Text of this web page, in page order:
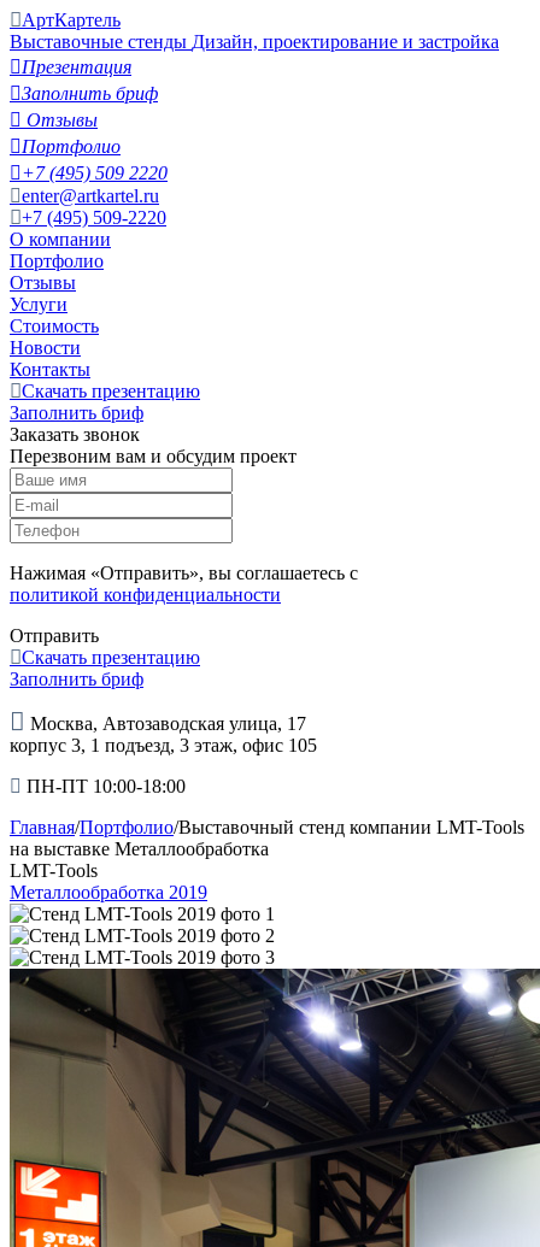
АртКартель
Выставочные стенды Дизайн, проектирование и застройка
Презентация
Заполнить бриф
 Отзывы
Портфолио
+7 (495) 509 2220
enter@artkartel.ru
+7 (495) 509-2220
О компании
Портфолио
Отзывы
Услуги
Стоимость
Новости
Контакты
Скачать презентацию
Заполнить бриф
Заказать звонок
Перезвоним вам и обсудим проект
Нажимая «Отправить», вы соглашаетесь с
политикой конфиденциальности
Отправить
Скачать презентацию
Заполнить бриф
Москва, Автозаводская улица, 17
корпус 3, 1 подъезд, 3 этаж, офис 105
ПН-ПТ 10:00-18:00
Главная/Портфолио/Выставочный стенд компании LMT-Tools
на выставке Металлообработка
LMT-Tools
Металлообработка 2019